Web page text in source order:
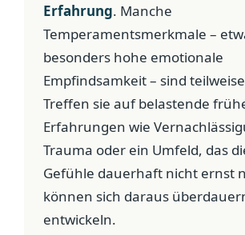
Erfahrung. Manche
Temperamentsmerkmale –
besonders hohe emotionale
Empfindsamkeit – sind
Treffen sie auf belastende
Erfahrungen wie
Trauma oder ein Umfeld, das
Gefühle dauerhaft nicht ernst
können sich daraus
entwickeln.